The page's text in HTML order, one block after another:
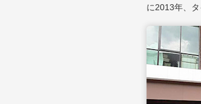
に2013年、タ